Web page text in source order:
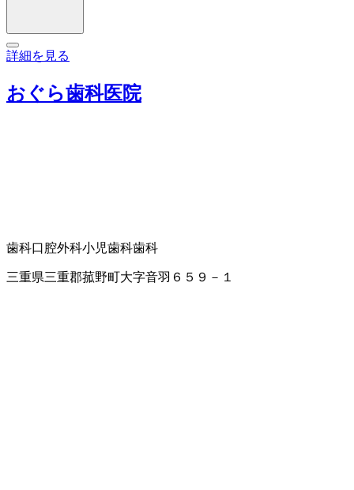
詳細を見る
おぐら歯科医院
歯科口腔外科小児歯科歯科
三重県三重郡菰野町大字音羽６５９－１